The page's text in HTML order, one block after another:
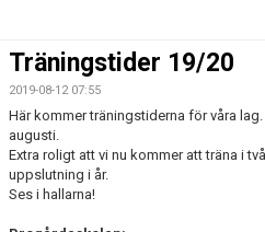
MATCHER
STYRELSEN
DOKUMENT
BILDGALLERI
Träningstider 19/20
2019-08-12 07:55
Här kommer träningstiderna för våra
augusti.
Extra roligt att vi nu kommer att träna i
uppslutning i år.
Ses i hallarna!